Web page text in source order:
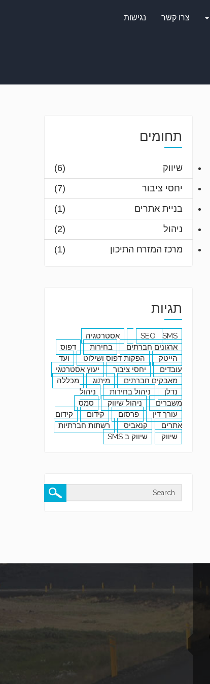
צרו קשר נגישות
תחומים
שיווק
(6)
יחסי ציבור
(7)
בניית אתרים
(1)
ניהול
(2)
מרכז המזרח התיכון
(1)
תגיות
SEO SMS
אסטרטגיה
ארגונים חברתים
בחירות
דפוס
הייטק
הפקות דפוס ושילוט
ועד
עובדים
יחסי ציבור
יעוץ אסטרטגי
מאבקים חברתים
מיתוג
מכללה
נדלן
ניהול בחירות
ניהול
משברים
ניהול שיווק
סמס
עורך דין
פרסום קידום
קידום
אתרים
קנאביס
רשתות חברתיות
שיווק
שיווק ב SMS